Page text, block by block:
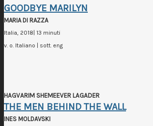
GOODBYE MARILYN
MARIA DI RAZZA
Italia, 2018| 13 minuti
v. o. Italiano | sott. eng
HAGVARIM SHEMEEVER LAGADER
THE MEN BEHIND THE WALL
INES MOLDAVSKI